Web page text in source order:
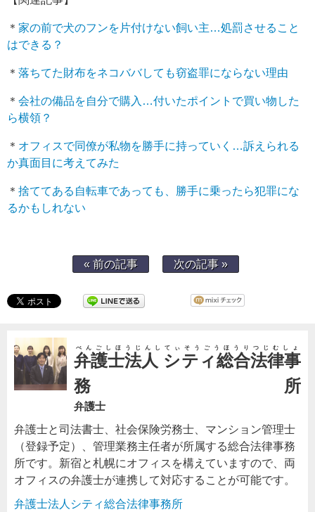
＊ 家の前で犬のフンを片付けない飼い主…処罰させること
はできる？
＊ 落ちてた財布をネコババしても窃盗罪にならない理由
＊ 会社の備品を自分で購入…付いたポイントで買い物した
ら横領？
＊ オフィスで同僚が私物を勝手に持っていく…訴えられる
か真面目に考えてみた
＊ 捨ててある自転車であっても、勝手に乗ったら犯罪にな
るかもしれない
« 前の記事 次の記事 »
弁護士法人 シティ総合法律事
務所
べんごしほうじんしてぃそうごうほうりつじむしょ
弁護士
弁護士と司法書士、社会保険労務士、マンション管理士
（登録予定）、管理業務主任者が所属する総合法律事務
所です。新宿と札幌にオフィスを構えていますので、両
オフィスの弁護士が連携して対応することが可能です。
弁護士法人シティ総合法律事務所